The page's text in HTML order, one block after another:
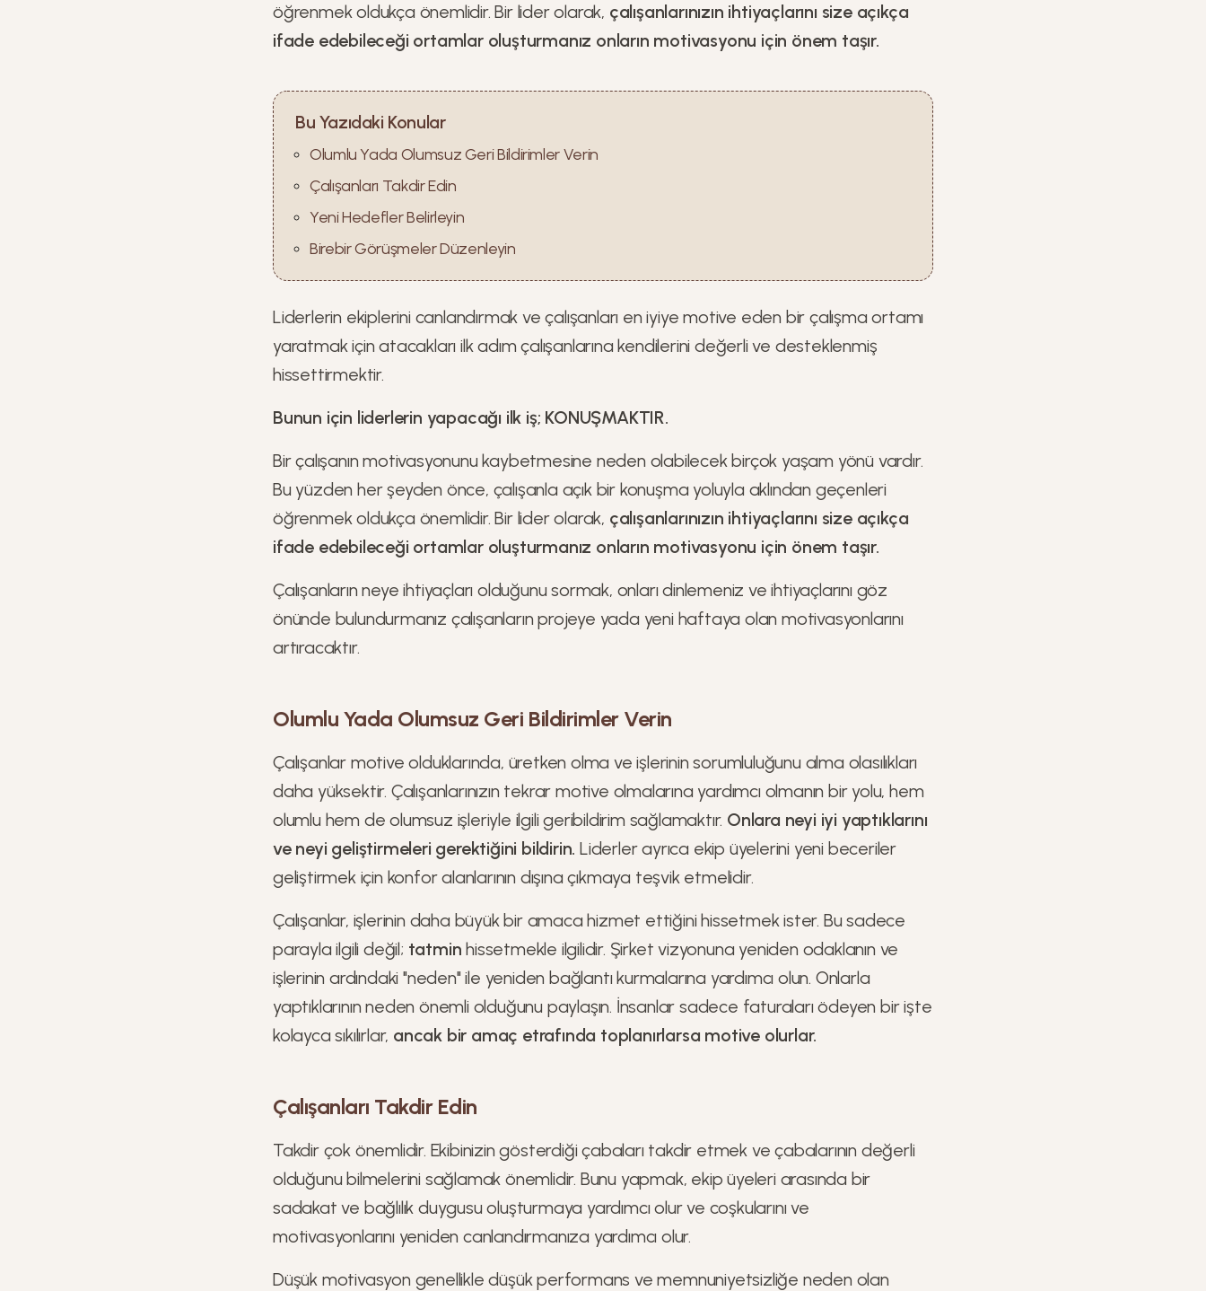
öğrenmek oldukça önemlidir. Bir lider olarak, çalışanlarınızın ihtiyaçlarını size açıkça
ifade edebileceği ortamlar oluşturmanız onların motivasyonu için önem taşır.
Bu Yazıdaki Konular
Olumlu Yada Olumsuz Geri Bildirimler Verin
Çalışanları Takdir Edin
Yeni Hedefler Belirleyin
Birebir Görüşmeler Düzenleyin
Liderlerin ekiplerini canlandırmak ve çalışanları en iyiye motive eden bir çalışma ortamı
yaratmak için atacakları ilk adım çalışanlarına kendilerini değerli ve desteklenmiş
hissettirmektir.
Bunun için liderlerin yapacağı ilk iş; KONUŞMAKTIR.
Bir çalışanın motivasyonunu kaybetmesine neden olabilecek birçok yaşam yönü vardır.
Bu yüzden her şeyden önce, çalışanla açık bir konuşma yoluyla aklından geçenleri
öğrenmek oldukça önemlidir. Bir lider olarak, çalışanlarınızın ihtiyaçlarını size açıkça
ifade edebileceği ortamlar oluşturmanız onların motivasyonu için önem taşır.
Çalışanların neye ihtiyaçları olduğunu sormak, onları dinlemeniz ve ihtiyaçlarını göz
önünde bulundurmanız çalışanların projeye yada yeni haftaya olan motivasyonlarını
artıracaktır.
Olumlu Yada Olumsuz Geri Bildirimler Verin
Çalışanlar motive olduklarında, üretken olma ve işlerinin sorumluluğunu alma olasılıkları
daha yüksektir. Çalışanlarınızın tekrar motive olmalarına yardımcı olmanın bir yolu, hem
olumlu hem de olumsuz işleriyle ilgili geribildirim sağlamaktır. Onlara neyi iyi yaptıklarını
ve neyi geliştirmeleri gerektiğini bildirin. Liderler ayrıca ekip üyelerini yeni beceriler
geliştirmek için konfor alanlarının dışına çıkmaya teşvik etmelidir.
Çalışanlar, işlerinin daha büyük bir amaca hizmet ettiğini hissetmek ister. Bu sadece
parayla ilgili değil; tatminhissetmekle ilgilidir. Şirket vizyonuna yeniden odaklanın ve
işlerinin ardındaki "neden" ile yeniden bağlantı kurmalarına yardımcı olun. Onlarla
yaptıklarının neden önemli olduğunu paylaşın. İnsanlar sadece faturaları ödeyen bir işte
kolayca sıkılırlar, ancak bir amaç etrafında toplanırlarsa motive olurlar.
Çalışanları Takdir Edin
Takdir çok önemlidir. Ekibinizin gösterdiği çabaları takdir etmek ve çabalarının değerli
olduğunu bilmelerini sağlamak önemlidir. Bunu yapmak, ekip üyeleri arasında bir
sadakat ve bağlılık duygusu oluşturmaya yardımcı olur ve coşkularını ve
motivasyonlarını yeniden canlandırmanıza yardımcı olur.
Düşük motivasyon genellikle düşük performans ve memnuniyetsizliğe neden olan